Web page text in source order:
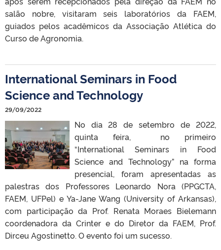
salão nobre, visitaram seis laboratórios da FAEM,
guiados pelos acadêmicos da Associação Atlética do
Curso de Agronomia.
International Seminars in Food
Science and Technology
29/09/2022
No dia 28 de setembro de 2022,
quinta feira, no primeiro
“International Seminars in Food
Science and Technology” na forma
presencial, foram apresentadas as
palestras dos Professores Leonardo Nora (PPGCTA,
FAEM, UFPel) e Ya-Jane Wang (University of Arkansas),
com participação da Prof. Renata Moraes Bielemann
coordenadora da Crinter e do Diretor da FAEM, Prof.
Dirceu Agostinetto. O evento foi um sucesso.